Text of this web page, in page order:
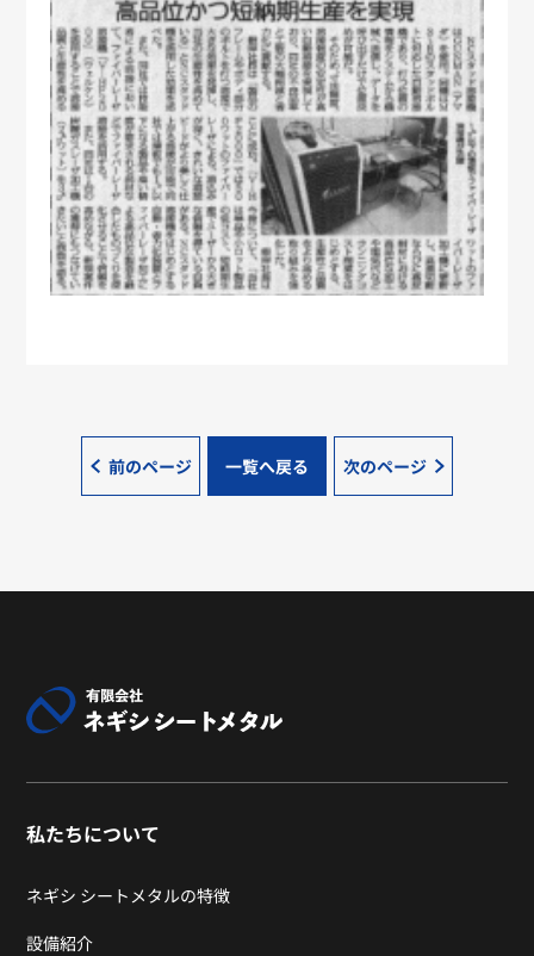
前のページ 一覧へ戻る 次のページ
私たちについて
ネギシ シートメタルの特徴
設備紹介